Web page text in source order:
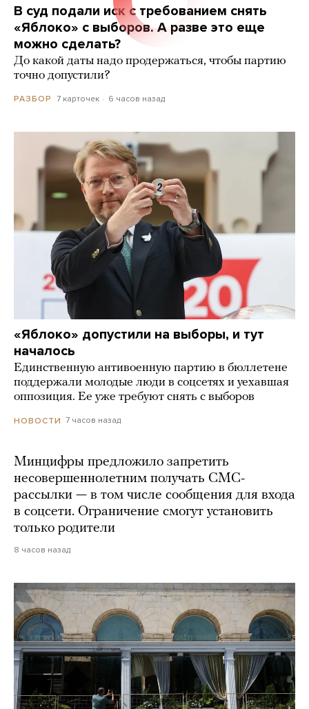
В суд подали иск с требованием снять
«Яблоко» с выборов. А разве это еще
можно сделать?
До какой даты надо продержаться, чтобы партию
точно допустили?
РАЗБОР 7 карточек 6 часов назад
«Яблоко» допустили на выборы, и тут
началось
Единственную антивоенную партию в бюллетене
поддержали молодые люди в соцсетях и уехавшая
оппозиция. Ее уже требуют снять с выборов
НОВОСТИ 7 часов назад
Минцифры предложило запретить
несовершеннолетним получать СМС-
рассылки — в том числе сообщения для входа
в соцсети. Ограничение смогут установить
только родители
8 часов назад